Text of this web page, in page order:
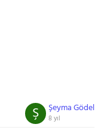
Şeyma Gödel
8 yıl
Ş